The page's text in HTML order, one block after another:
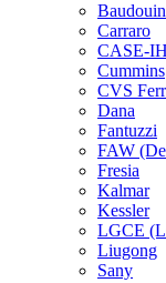
Baudouin
Carraro
CASE-IH
Cummins
CVS
Dana
Fantuzzi
FAW
Fresia
Kalmar
Kessler
LGCE
Liugong
Sany